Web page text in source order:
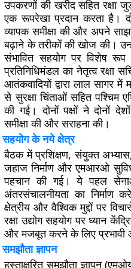
उपकरणों की खरीद सहित रक्षा
एक रूपरेखा प्रदान करता है।
व्यापक समीक्षा की और अपने
बढ़ाने के तरीकों की खोज की।
संभावित सहयोग पर विशेष रूप
प्रतिनिधिमंडल का नेतृत्व रक्षा
आतंकवादियों द्वारा लाल सागर में
से सुरक्षा चिंताओं सहित पश्चिम
की गई। दोनों पक्षों ने दोनों
समीक्षा की और सराहना की।
सहयोग के नये क्षेत्र
बैठक में प्रशिक्षण, संयुक्त
जहाज निर्माण और एमआरओ
पहचान की गई। ये पहल
अंतरसंचालनीयता का निर्माण
क्षेत्रीय और वैश्विक मुद्दों पर
रक्षा उद्योग सहयोग पर ध्यान
और मजबूत करने के लिए प्रभावी
समझौता ज्ञापन
हस्ताक्षरित समझौता ज्ञापन